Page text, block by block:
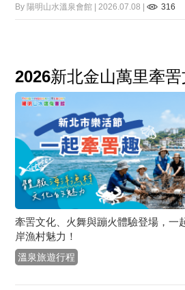
By 陽明山水溫泉會館 | 2026.07.08 | 316
2026新北金山萬里牽
牽罟文化、火舞與蹦火體驗登場，一
岸漁村魅力！
溫泉旅遊行程